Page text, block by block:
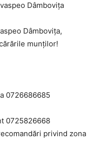
Dâmbovița
Dâmbovița,
munților!
0726686685
0725826668
privind zona